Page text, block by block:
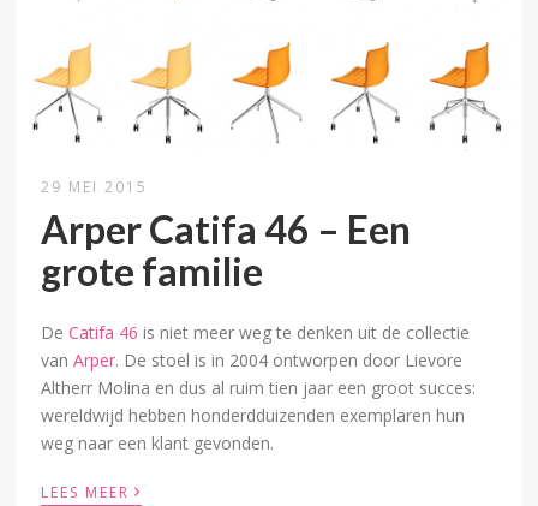
29 MEI 2015
Arper Catifa 46 – Een
grote familie
DeCatifa 46 is niet meer weg te denken uit de collectie
vanArper. De stoel is in 2004 ontworpen door Lievore
Altherr Molina en dus al ruim tien jaar een groot succes:
wereldwijd hebben honderdduizenden exemplaren hun
weg naar een klant gevonden.
LEES MEER ›